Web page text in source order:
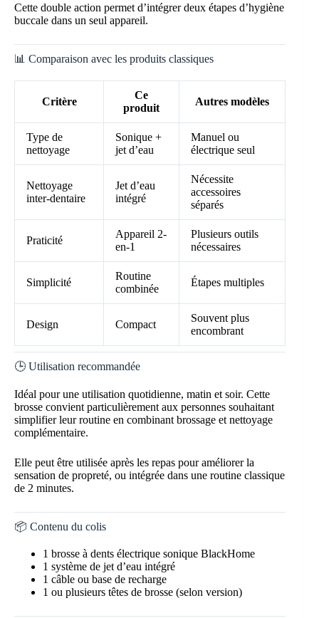
Cette double action permet d’intégrer deux étapes d’hygiène
buccale dans un seul appareil.
📊 Comparaison avec les produits classiques
Critère
Ce
produit
Autres modèles
Type de
nettoyage
Sonique +
jet d’eau
Manuel ou
électrique seul
Nettoyage
inter-dentaire
Jet d’eau
intégré
Nécessite
accessoires
séparés
Praticité
Appareil 2-
en-1
Plusieurs outils
nécessaires
Simplicité
Routine
combinée
Étapes multiples
Design Compact
Souvent plus
encombrant
🕒 Utilisation recommandée
Idéal pour une utilisation quotidienne, matin et soir. Cette
brosse convient particulièrement aux personnes souhaitant
simplifier leur routine en combinant brossage et nettoyage
complémentaire.
Elle peut être utilisée après les repas pour améliorer la
sensation de propreté, ou intégrée dans une routine classique
de 2 minutes.
📦 Contenu du colis
1 brosse à dents électrique sonique BlackHome
1 système de jet d’eau intégré
1 câble ou base de recharge
1 ou plusieurs têtes de brosse (selon version)